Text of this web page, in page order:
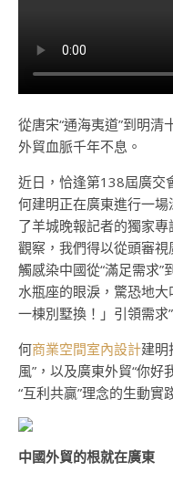
從唐宋“通海夷道”到明
外貿血脈千年不息。
近日，恰逢第138屆廣交
何建明正在廣東進行一
了羊城晚報記者的獨家
觀察，我們得以從頭審
觸感染中國從“滿足需求”
水瓶座的眼淚，驚恐地
一棟別墅換！」引領需求
何商業空間室內設計建明
風”，以及廣東外貿“你好
“互利共贏”理念的生動實
中國外貿的根就在廣東